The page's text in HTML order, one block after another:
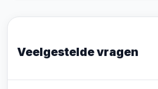
Veelgestelde vragen